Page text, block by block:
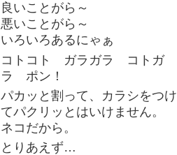
良いことがら～
悪いことがら～
いろいろあるにゃぁ
コトコト ガラガラ コトガ
ラ ポン！
パカッと割って、カラシをつけ
てパクリッとはいけません。
ネコだから。
とりあえず…